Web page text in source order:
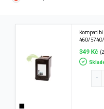
460/
349 Kč